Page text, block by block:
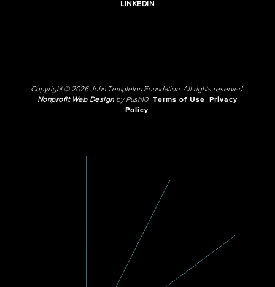
LINKEDIN
Copyright © 2026 John Templeton Foundation. All rights reserved.
Nonprofit Web Designby Push10. Terms of Use
Privacy
Policy